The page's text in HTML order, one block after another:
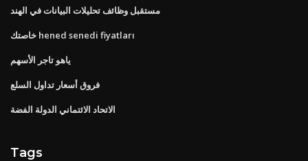
مستقبل وظائف تحليلات البيانات في الهند
خاصتك hened senedi fiyatları
ياهو تاجر الأسهم
فروق أسعار تداول السلع
الاتحاد الائتماني الدولة الفضة
Tags